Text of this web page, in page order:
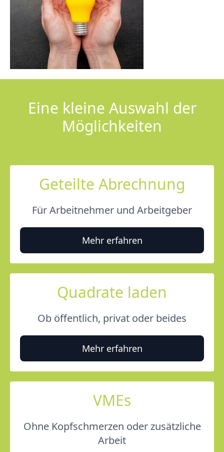
Eine kleine Auswahl der
Möglichkeiten
Geteilte Abrechnung
Für Arbeitnehmer und Arbeitgeber
Mehr erfahren
Quadrate laden
Ob öffentlich, privat oder beides
Mehr erfahren
VMEs
Ohne Kopfschmerzen oder zusätzliche
Arbeit